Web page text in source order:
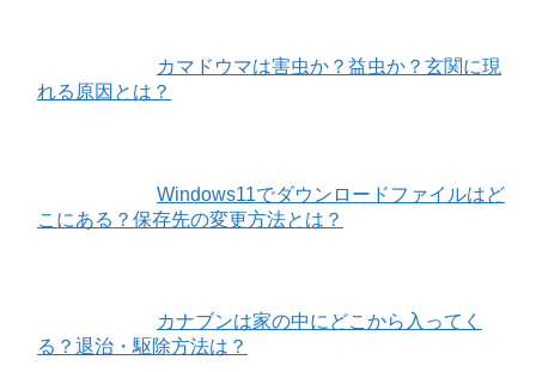
カマドウマは害虫か？益虫か？玄関に現
れる原因とは？
Windows11でダウンロードファイルはど
こにある？保存先の変更方法とは？
カナブンは家の中にどこから入ってく
る？退治・駆除方法は？